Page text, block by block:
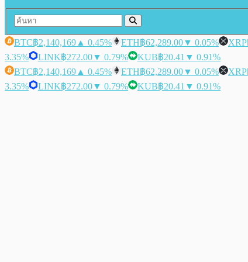
BTC฿2,140,169 ▲ 0.45% ETH฿62,289.00▼ 0.05% XRP
3.35%
LINK฿272.00▼ 0.79% KUB฿20.41 ▼ 0.91%
BTC฿2,140,169 ▲ 0.45% ETH฿62,289.00▼ 0.05% XRP
3.35%
LINK฿272.00▼ 0.79% KUB฿20.41 ▼ 0.91%